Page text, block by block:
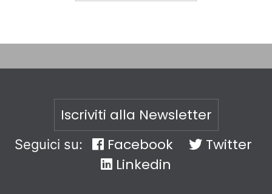
Iscriviti alla Newsletter
Seguici su: Facebook
Twitter
Linkedin